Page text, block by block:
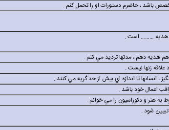
……… است .
تبيين شود .